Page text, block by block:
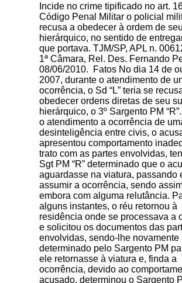
Incide no crime tipificado no art.
Código Penal Militar o policial
recusa a obedecer à ordem de
hierárquico, no sentido de
que portava. TJM/SP, APL n.
1ª Câmara, Rel. Des. Fernando
08/06/2010. Fatos No dia 14 de
2007, durante o atendimento de
ocorrência, o Sd “L” teria se
obedecer ordens diretas de seu
hierárquico, o 3º Sargento PM
o atendimento a ocorrência de
desinteligência entre civis, o
apresentou comportamento
trato com as partes envolvidas,
Sgt PM “R” determinado que o
aguardasse na viatura, passando
assumir a ocorrência, sendo
embora com alguma relutância.
alguns instantes, o réu retornou à
residência onde se processava a
e solicitou os documentos das
envolvidas, sendo-lhe novamente
determinado pelo Sargento PM
ele retornasse à viatura e, finda a
ocorrência, devido ao
acusado, determinou o Sargento